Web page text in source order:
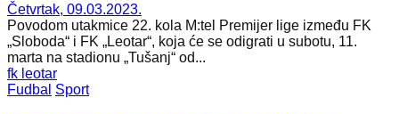
Četvrtak, 09.03.2023.
Povodom utakmice 22. kola M:tel Premijer lige između FK
„Sloboda“ i FK „Leotar“, koja će se odigrati u subotu, 11.
marta na stadionu „Tušanj“ od...
fk leotar
Fudbal Sport